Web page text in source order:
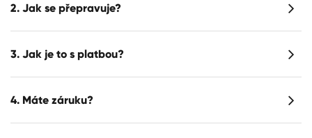
2. Jak se přepravuje?
3. Jak je to s platbou?
4. Máte záruku?